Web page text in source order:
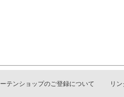
テンショップのご登録について リ